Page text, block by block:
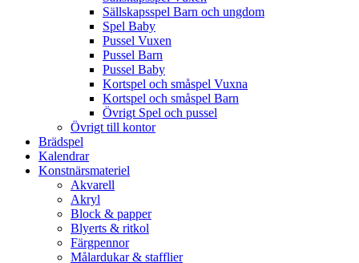
Sällskapsspel Barn och ungdom
Spel Baby
Pussel Vuxen
Pussel Barn
Pussel Baby
Kortspel och småspel Vuxna
Kortspel och småspel Barn
Övrigt Spel och pussel
Övrigt till kontor
Brädspel
Kalendrar
Konstnärsmateriel
Akvarell
Akryl
Block & papper
Blyerts & ritkol
Färgpennor
Målardukar & stafflier